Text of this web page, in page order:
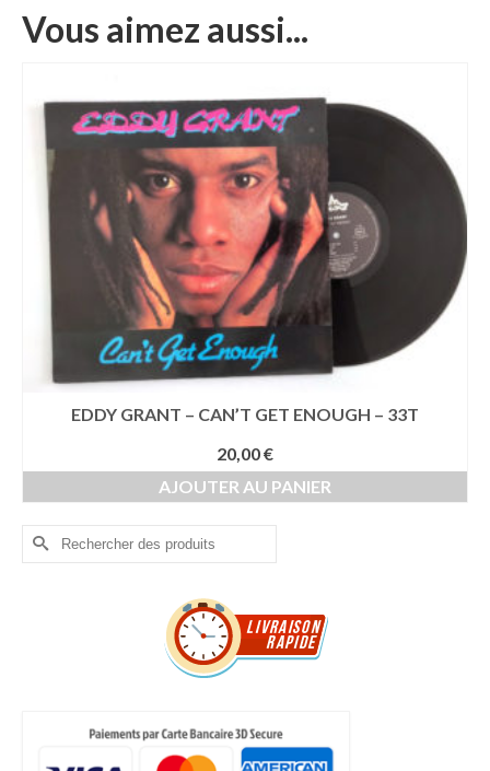
Vous aimez aussi...
EDDY GRANT – CAN’T GET ENOUGH – 33T
20,00€
AJOUTER AU PANIER
Rechercher :